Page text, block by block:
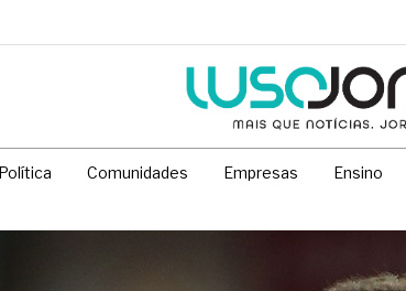
Política Comunidades Empresas Ensino